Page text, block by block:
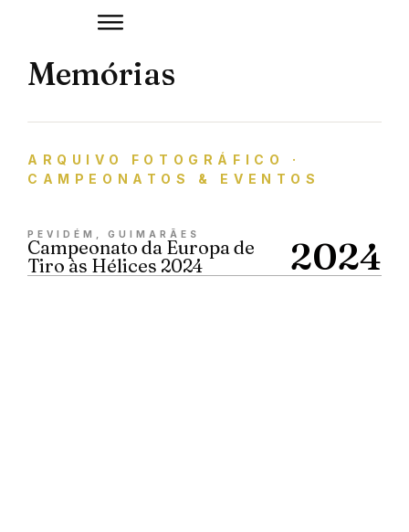
Memórias
ARQUIVO FOTOGRÁFICO ·
CAMPEONATOS & EVENTOS
PEVIDÉM, GUIMARÃES
Campeonato da Europa de
Tiro às Hélices 2024
2024